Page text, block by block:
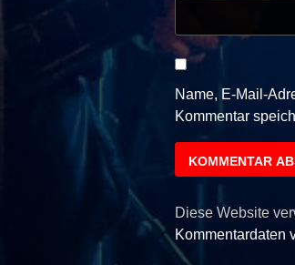
Name, E-Mail-
Kommentar
Diese Website
Kommentardaten